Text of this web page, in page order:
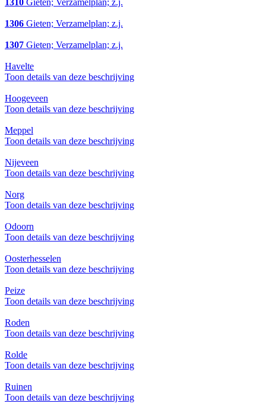
1310 Gieten; Verzamelplan; z.j.
1306 Gieten; Verzamelplan; z.j.
1307 Gieten; Verzamelplan; z.j.
Havelte
Toon details van deze beschrijving
Hoogeveen
Toon details van deze beschrijving
Meppel
Toon details van deze beschrijving
Nijeveen
Toon details van deze beschrijving
Norg
Toon details van deze beschrijving
Odoorn
Toon details van deze beschrijving
Oosterhesselen
Toon details van deze beschrijving
Peize
Toon details van deze beschrijving
Roden
Toon details van deze beschrijving
Rolde
Toon details van deze beschrijving
Ruinen
Toon details van deze beschrijving